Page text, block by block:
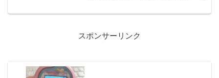
スポンサーリンク